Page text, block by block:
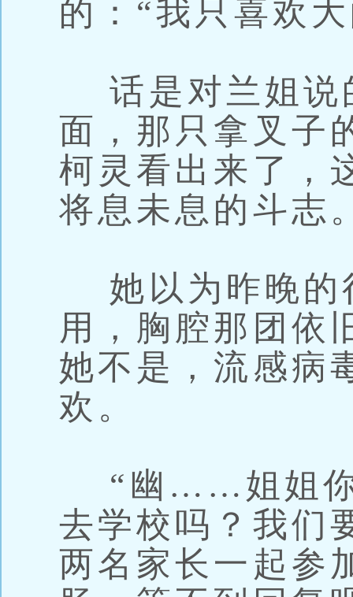
的：“我只喜欢
话是对兰姐说
面，那只拿叉子
柯灵看出来了，
将息未息的斗志
她以为昨晚的
用，胸腔那团依
她不是，流感病
欢。
“幽……姐姐你
去学校吗？我们
两名家长一起参